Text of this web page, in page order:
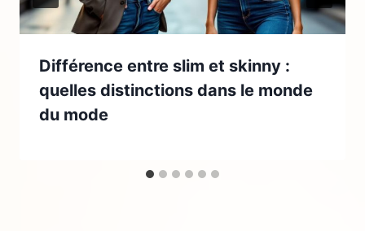
Différence entre slim et skinny :
quelles distinctions dans le monde
du mode